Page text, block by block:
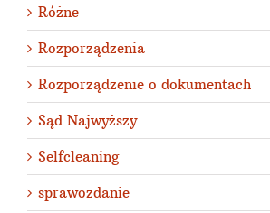
Różne
Rozporządzenia
Rozporządzenie o dokumentach
Sąd Najwyższy
Selfcleaning
sprawozdanie